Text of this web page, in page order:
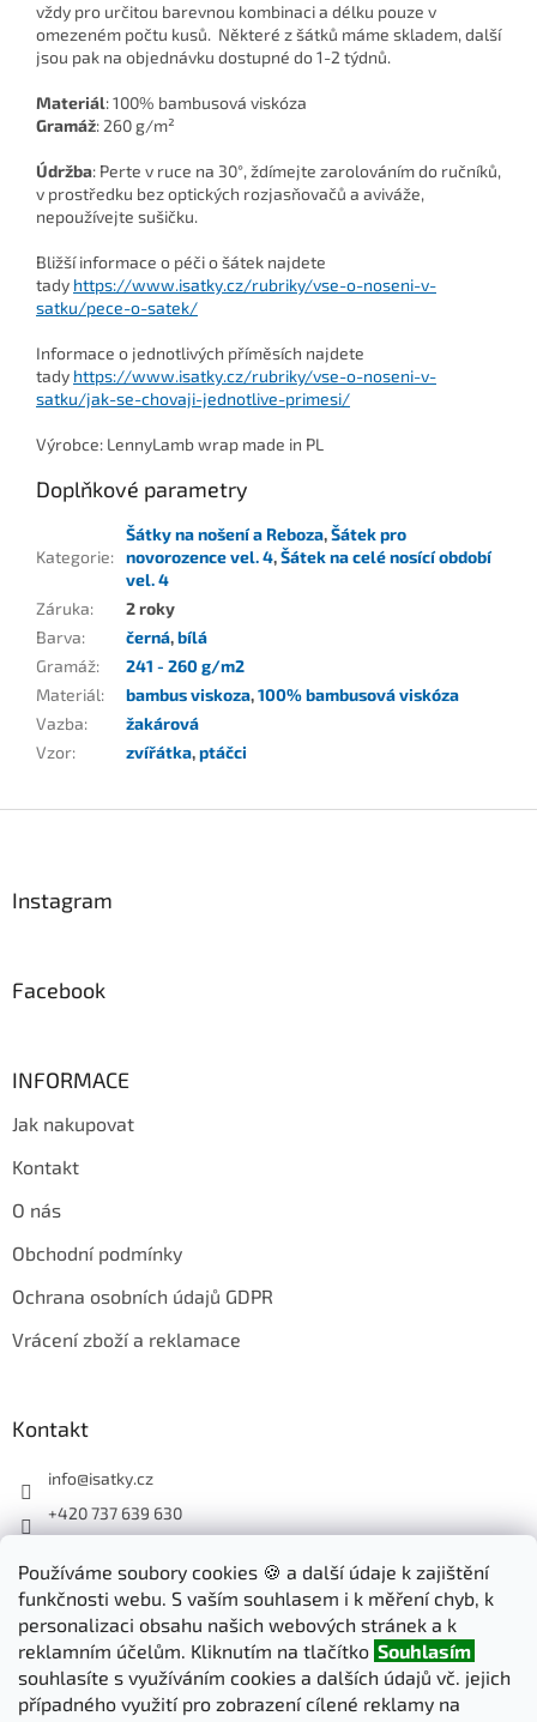
Používáme soubory cookies 🍪 a další údaje k zajištění
funkčnosti webu. S vaším souhlasem i k měření chyb, k
personalizaci obsahu našich webových stránek a k
reklamním účelům. Kliknutím na tlačítko Souhlasím
souhlasíte s využíváním cookies a dalších údajů vč. jejich
případného využití pro zobrazení cílené reklamy na
vždy pro určitou barevnou kombinaci a délku pouze v
omezeném počtu kusů. Některé z šátků máme skladem, další
jsou pak na objednávku dostupné do 1-2 týdnů.
Materiál:100% bambusová viskóza
Gramáž: 260 g/m²
Údržba: Perte v ruce na 30°, ždímejte zarolováním do ručníků,
v prostředku bez optických rozjasňovačů a aviváže,
nepoužívejte sušičku.
Bližší informace o péči o šátek najdete
tady https://www.isatky.cz/rubriky/vse-o-noseni-v-
satku/pece-o-satek/
Informace o jednotlivých příměsích najdete
tady https://www.isatky.cz/rubriky/vse-o-noseni-v-
satku/jak-se-chovaji-jednotlive-primesi/
Výrobce: LennyLamb wrap made in PL
Doplňkové parametry
Kategorie:
Šátky na nošení a Reboza,Šátek pro
novorozence vel. 4,Šátek na celé nosící období
vel. 4
Záruka:
2 roky
Barva: černá,bílá
Gramáž:
241 - 260 g/m2
Materiál: bambus viskoza,100% bambusová viskóza
Vazba:
žakárová
Vzor: zvířátka,ptáčci
Instagram
Facebook
INFORMACE
Jak nakupovat
Kontakt
O nás
Obchodní podmínky
Ochrana osobních údajů GDPR
Vrácení zboží a reklamace
Kontakt
info@isatky.cz
+420 737 639 630
isatky_cz
Odebírat newsletter